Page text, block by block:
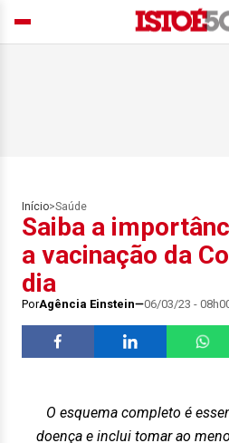
Início>Saúde
Saiba a
a vacinação da
dia
PorAgência Einstein 06/03/23 -
O esquema completo é
doença e inclui tomar ao